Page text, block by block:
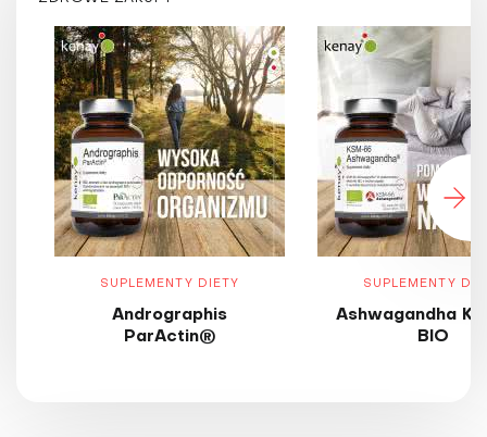
SUPLEMENTY DIETY
Andrographis
ParActin®
SUPLEMENTY
Ashwagandha
BIO